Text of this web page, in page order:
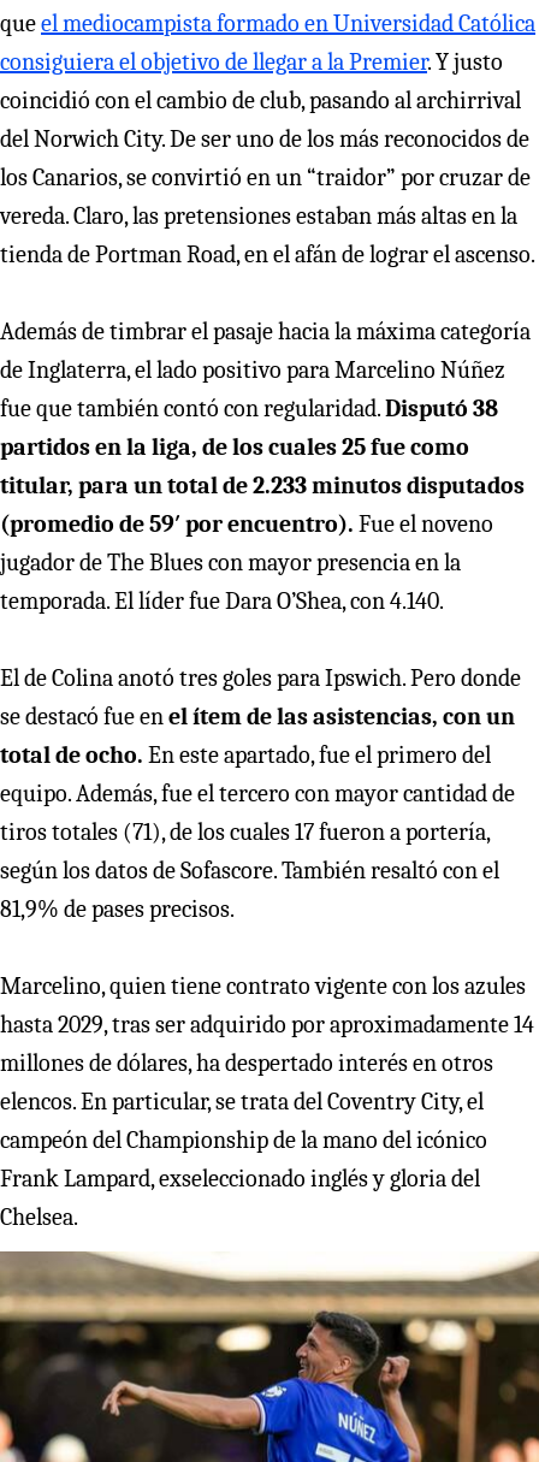
queel mediocampista formado en Universidad Católica
consiguiera el objetivo de llegar a la Premier. Y justo
coincidió con el cambio de club, pasando al archirrival
del Norwich City. De ser uno de los más reconocidos de
los Canarios, se convirtió en un “traidor” por cruzar de
vereda. Claro, las pretensiones estaban más altas en la
tienda de Portman Road, en el afán de lograr el ascenso.
Además de timbrar el pasaje hacia la máxima categoría
de Inglaterra, el lado positivo para Marcelino Núñez
fue que también contó con regularidad.Disputó 38
partidos en la liga, de los cuales 25 fue como
titular, para un total de 2.233 minutos disputados
(promedio de 59′ por encuentro). Fue el noveno
jugador de The Blues con mayor presencia en la
temporada. El líder fue Dara O’Shea, con 4.140.
El de Colina anotó tres goles para Ipswich. Pero donde
se destacó fue enel ítem de las asistencias, con un
total de ocho. En este apartado, fue el primero del
equipo. Además, fue el tercero con mayor cantidad de
tiros totales (71), de los cuales 17 fueron a portería,
según los datos de Sofascore. También resaltó con el
81,9% de pases precisos.
Marcelino, quien tiene contrato vigente con los azules
hasta 2029, tras ser adquirido por aproximadamente 14
millones de dólares, ha despertado interés en otros
elencos. En particular, se trata del Coventry City, el
campeón del Championship de la mano del icónico
Frank Lampard, exseleccionado inglés y gloria del
Chelsea.